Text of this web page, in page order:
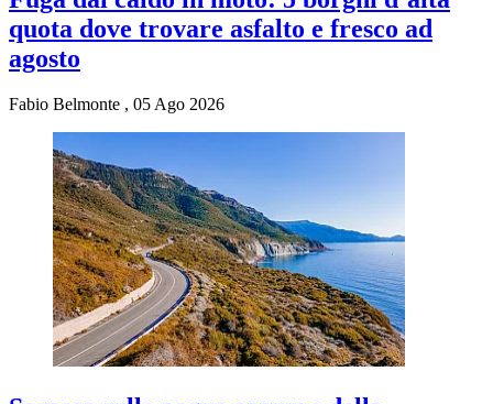
quota dove trovare asfalto e fresco ad
agosto
Fabio Belmonte , 05 Ago 2026